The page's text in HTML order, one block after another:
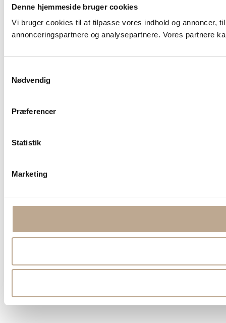
Denne hjemmeside bruger cookies
Vi bruger cookies til at tilpasse vores indhold og annoncer,
annonceringspartnere og analysepartnere. Vores partnere
Nødvendig
Præferencer
Statistik
Marketing